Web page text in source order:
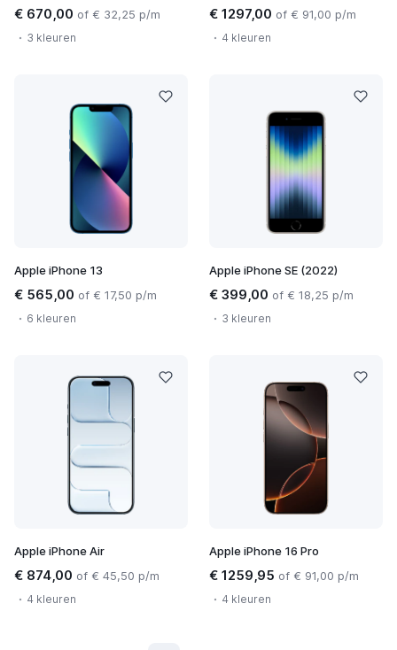
€ 670,00 of € 32,25 p/m
3 kleuren
€ 1297,00 of € 91,00 p/m
4 kleuren
Apple iPhone 13
€ 565,00 of € 17,50 p/m
6 kleuren
Apple iPhone SE (2022)
€ 399,00 of € 18,25 p/m
3 kleuren
Apple iPhone Air
€ 874,00 of € 45,50 p/m
4 kleuren
Apple iPhone 16 Pro
€ 1259,95 of € 91,00 p/m
4 kleuren